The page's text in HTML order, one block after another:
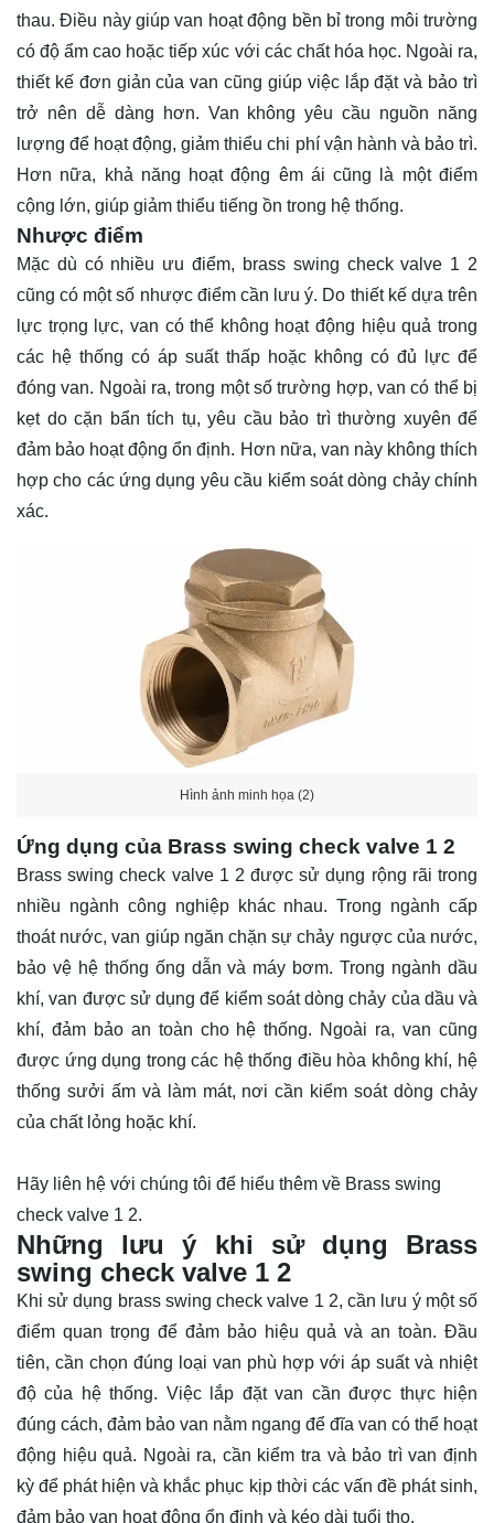
thau. Điều này giúp van hoạt động bền bỉ trong môi trường
có độ ẩm cao hoặc tiếp xúc với các chất hóa học. Ngoài ra,
thiết kế đơn giản của van cũng giúp việc lắp đặt và bảo trì
trở nên dễ dàng hơn. Van không yêu cầu nguồn năng
lượng để hoạt động, giảm thiểu chi phí vận hành và bảo trì.
Hơn nữa, khả năng hoạt động êm ái cũng là một điểm
cộng lớn, giúp giảm thiểu tiếng ồn trong hệ thống.
Nhược điểm
Mặc dù có nhiều ưu điểm, brass swing check valve 1 2
cũng có một số nhược điểm cần lưu ý. Do thiết kế dựa trên
lực trọng lực, van có thể không hoạt động hiệu quả trong
các hệ thống có áp suất thấp hoặc không có đủ lực để
đóng van. Ngoài ra, trong một số trường hợp, van có thể bị
kẹt do cặn bẩn tích tụ, yêu cầu bảo trì thường xuyên để
đảm bảo hoạt động ổn định. Hơn nữa, van này không thích
hợp cho các ứng dụng yêu cầu kiểm soát dòng chảy chính
xác.
Hình ảnh minh họa (2)
Ứng dụng của Brass swing check valve 1 2
Brass swing check valve 1 2 được sử dụng rộng rãi trong
nhiều ngành công nghiệp khác nhau. Trong ngành cấp
thoát nước, van giúp ngăn chặn sự chảy ngược của nước,
bảo vệ hệ thống ống dẫn và máy bơm. Trong ngành dầu
khí, van được sử dụng để kiểm soát dòng chảy của dầu và
khí, đảm bảo an toàn cho hệ thống. Ngoài ra, van cũng
được ứng dụng trong các hệ thống điều hòa không khí, hệ
thống sưởi ấm và làm mát, nơi cần kiểm soát dòng chảy
của chất lỏng hoặc khí.
Hãy liên hệ với chúng tôi để hiểu thêm về Brass swing
check valve 1 2.
Những lưu ý khi sử dụng Brass
swing check valve 1 2
Khi sử dụng brass swing check valve 1 2, cần lưu ý một số
điểm quan trọng để đảm bảo hiệu quả và an toàn. Đầu
tiên, cần chọn đúng loại van phù hợp với áp suất và nhiệt
độ của hệ thống. Việc lắp đặt van cần được thực hiện
đúng cách, đảm bảo van nằm ngang để đĩa van có thể hoạt
động hiệu quả. Ngoài ra, cần kiểm tra và bảo trì van định
kỳ để phát hiện và khắc phục kịp thời các vấn đề phát sinh,
đảm bảo van hoạt động ổn định và kéo dài tuổi thọ.